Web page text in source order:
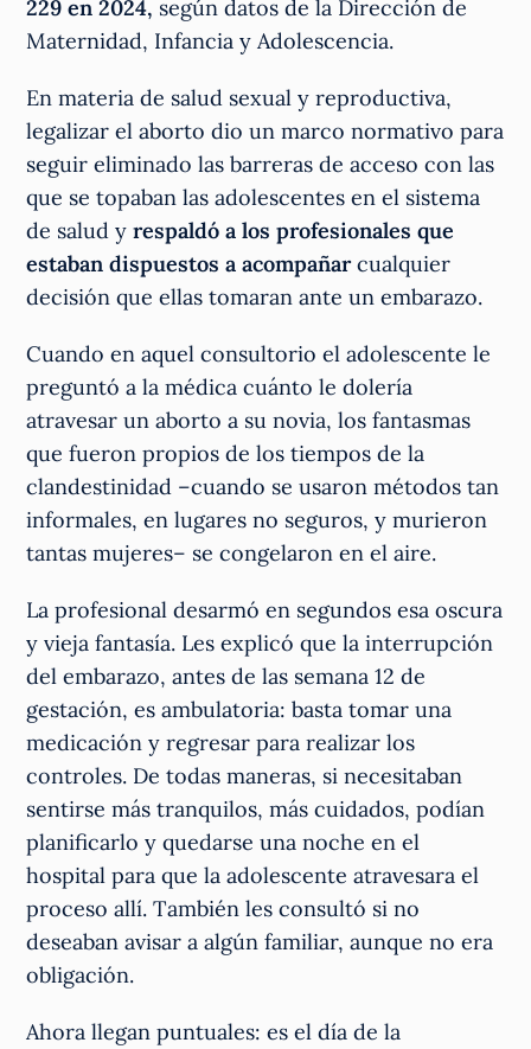
229 en 2024, según datos de la Dirección de
Maternidad, Infancia y Adolescencia.
En materia de salud sexual y reproductiva,
legalizar el aborto dio un marco normativo para
seguir eliminado las barreras de acceso con las
que se topaban las adolescentes en el sistema
de salud yrespaldó a los profesionales que
estaban dispuestos a acompañarcualquier
decisión que ellas tomaran ante un embarazo.
Cuando en aquel consultorio el adolescente le
preguntó a la médica cuánto le dolería
atravesar un aborto a su novia, los fantasmas
que fueron propios de los tiempos de la
clandestinidad –cuando se usaron métodos tan
informales, en lugares no seguros, y murieron
tantas mujeres– se congelaron en el aire.
La profesional desarmó en segundos esa oscura
y vieja fantasía. Les explicó que la interrupción
del embarazo, antes de las semana 12 de
gestación, es ambulatoria: basta tomar una
medicación y regresar para realizar los
controles. De todas maneras, si necesitaban
sentirse más tranquilos, más cuidados, podían
planificarlo y quedarse una noche en el
hospital para que la adolescente atravesara el
proceso allí. También les consultó si no
deseaban avisar a algún familiar, aunque no era
obligación.
Ahora llegan puntuales: es el día de la